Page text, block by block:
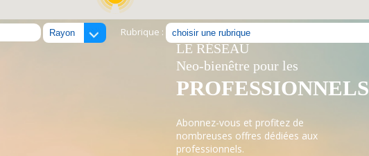
Rubrique :
LE RÉSEAU
Neo-bienêtre pour les
PROFESSIONNELS
Abonnez-vous et profitez de
nombreuses offres dédiées aux
professionnels.